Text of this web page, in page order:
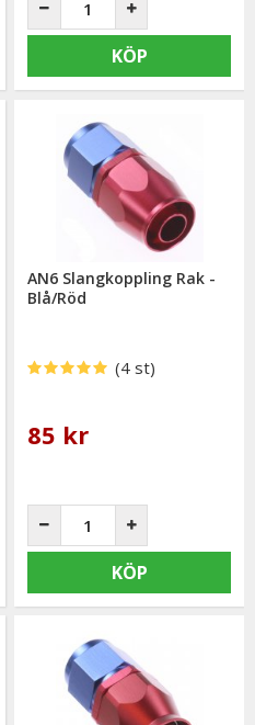
KÖP
AN6 Slangkoppling Rak -
Blå/Röd
(4 st)
85 kr
KÖP